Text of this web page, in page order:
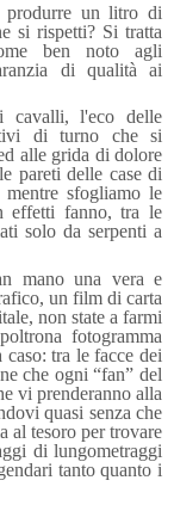
produrre un litro di
si rispetti? Si tratta
ben noto agli
di qualità ai
cavalli, l'eco delle
di turno che si
alle grida di dolore
pareti delle case di
sfogliamo le
effetti fanno, tra le
solo da serpenti a
mano una vera e
un film di carta
non state a farmi
fotogramma
tra le facce dei
che ogni “fan” del
vi prenderanno alla
quasi senza che
al tesoro per trovare
di lungometraggi
tanto quanto i